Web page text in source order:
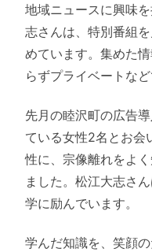
地域ニュースに興味
志さんは、特別番組
めています。集めた
らずプライベートな
先月の睦沢町の広告
ている女性2名とお会
性に、宗像離れをよ
ました。松江大志さ
学に励んでいます。
学んだ知識を、笑顔